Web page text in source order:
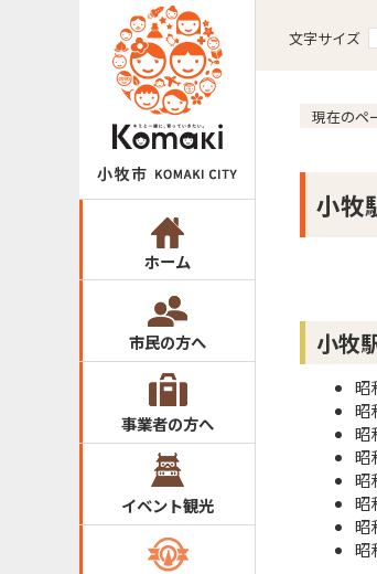
ホーム
市民の方へ
事業者の方へ
イベント観光
文字サイズ
現在のペ
小牧
小牧
昭
昭
昭
昭
昭
昭
昭
昭